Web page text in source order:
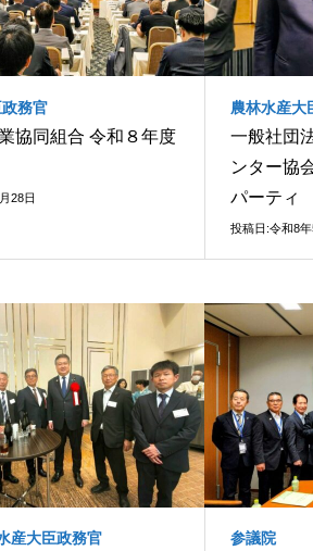
務官
協同組合 令和８年度
28日
農林水産大
一般社団
ンター協
パーティ
投稿日:令和8年
産大臣政務官 参議院